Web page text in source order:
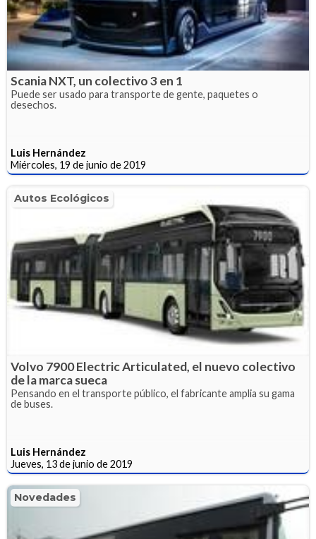
Scania NXT, un colectivo 3 en 1
Puede ser usado para transporte de gente, paquetes o
desechos.
Luis Hernández
Miércoles, 19 de junio de 2019
Autos Ecológicos
Volvo 7900 Electric Articulated, el nuevo colectivo
de la marca sueca
Pensando en el transporte público, el fabricante amplia su gama
de buses.
Luis Hernández
Jueves, 13 de junio de 2019
Novedades